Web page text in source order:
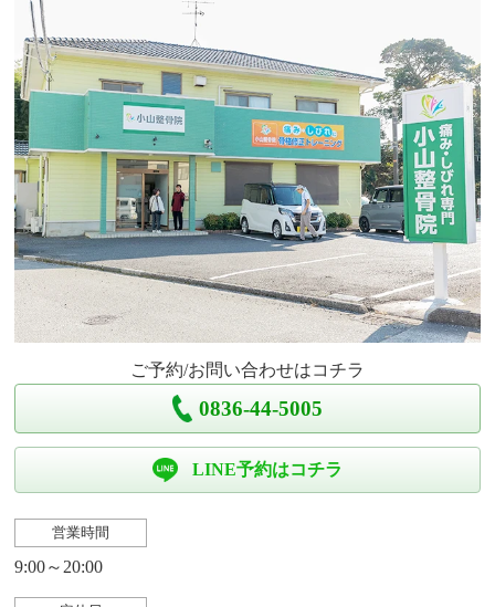
ご予約/お問い合わせはコチラ
0836-44-5005
LINE予約はコチラ
営業時間
9:00～20:00